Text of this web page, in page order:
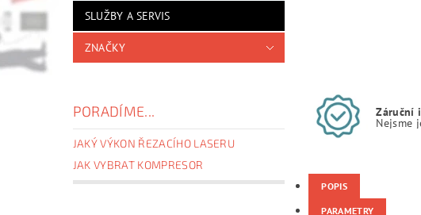
SLUŽBY A SERVIS
ZNAČKY
PORADÍME...
JAKÝ VÝKON ŘEZACÍHO LASERU
JAK VYBRAT KOMPRESOR
Záruční
Nejsme
POPIS
PARAMETRY